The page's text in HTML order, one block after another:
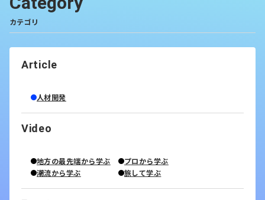
カテゴリ
Article
人材開発
Video
地方の最先端から学ぶ
プロから学ぶ
潮流から学ぶ
旅して学ぶ